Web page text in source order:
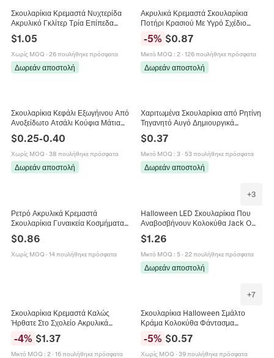
Σκουλαρίκια Κρεμαστά Νυχτερίδα
Ακρυλικό Γκλίτερ Τρία Επίπεδα
Για Γυναίκες
$1.05
Χωρίς MOQ · 26 πουλήθηκε πρόσφατα
Δωρεάν αποστολή
Ακρυλικά Κρεμαστά Σκουλαρίκια
Ποτήρι Κρασιού Με Υγρό Σχέδιο
Κοσμήματα Για Πάρτι
-5% $0.87
Μικτό MOQ : 2· 126 πουλήθηκε πρόσφατα
Δωρεάν αποστολή
Σκουλαρίκια Κεφάλι Εξωγήινου Από
Ανοξείδωτο Ατσάλι Κούφια Μάτια
Χάλοουιν Πανκ Κόσμημα Για Άνδρες
Γυναίκες
$0.25-0.40
Χωρίς MOQ · 38 πουλήθηκε πρόσφατα
Δωρεάν αποστολή
Χαριτωμένα Σκουλαρίκια από Ρητίνη
Τηγανητό Αυγό Δημιουργικά
Κρεμαστά Σκουλαρίκια Σχήμα Αυγού
Κοσμήματα Φαγητού για Γυναίκες
$0.37
Μικτό MOQ : 3· 53 πουλήθηκε πρόσφατα
Δωρεάν αποστολή
Ρετρό Ακρυλικά Κρεμαστά
Σκουλαρίκια Γυναικεία Κοσμήματα
Δισκέτα Κονσόλα Παιχνιδιών Κύβος
Ραδιόφωνο Σκουλαρίκια
$0.86
Χωρίς MOQ · 14 πουλήθηκε πρόσφατα
+3
Halloween LED Σκουλαρίκια Που
Αναβοσβήνουν Κολοκύθα Jack O
Κοσμήματα Πάρτι Γυναικεία
$1.26
Μικτό MOQ : 5· 22 πουλήθηκε πρόσφατα
Δωρεάν αποστολή
Σκουλαρίκια Κρεμαστά Καλώς
Ήρθατε Στο Σχολείο Ακρυλικά
Πολύχρωμα Μολύβια Με Ατσάλινη
Βάση Για Δασκάλους Μαθητές
Πρωτότυπα
-4% $1.37
Μικτό MOQ : 2· 16 πουλήθηκε πρόσφατα
+7
Σκουλαρίκια Halloween Σμάλτο
Κράμα Κολοκύθα Φάντασμα
Νυχτερίδα Αράχνη Σκελετός
Κοσμήματα Για Γυναίκες
-5% $0.57
Χωρίς MOQ · 39 πουλήθηκε πρόσφατα